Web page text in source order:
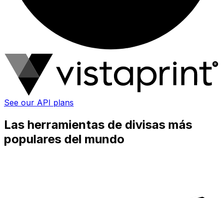
See our API plans
Las herramientas de divisas más
populares del mundo